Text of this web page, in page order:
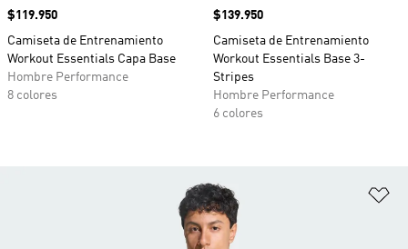
Precio
$119.950
Camiseta de Entrenamiento
Workout Essentials Capa Base
Hombre Performance
8 colores
Precio
$139.950
Camiseta de Entrenamiento
Workout Essentials Base 3-
Stripes
Hombre Performance
6 colores